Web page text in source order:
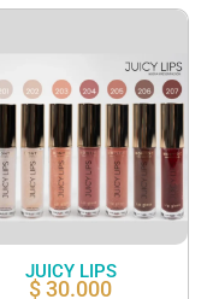
JUICY LIPS
$30.000